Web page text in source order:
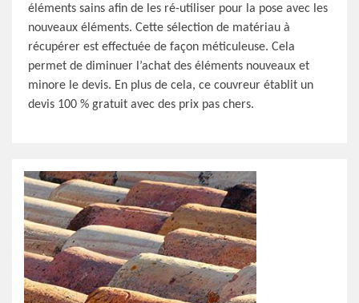
éléments sains afin de les ré-utiliser pour la pose avec les
nouveaux éléments. Cette sélection de matériau à
récupérer est effectuée de façon méticuleuse. Cela
permet de diminuer l’achat des éléments nouveaux et
minore le devis. En plus de cela, ce couvreur établit un
devis 100 % gratuit avec des prix pas chers.